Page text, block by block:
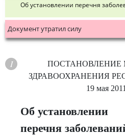
Об установлении перечня
Документ утратил силу
ПОСТАНОВЛЕНИЕ
ЗДРАВООХРАНЕНИЯ
19 мая
Об установлении
перечня